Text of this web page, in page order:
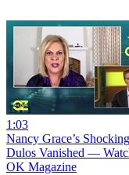
1:03
Nancy Grace’s
Dulos Vanished —
OK Magazine